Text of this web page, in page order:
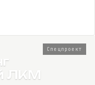
Спецпроект
ЛКМ